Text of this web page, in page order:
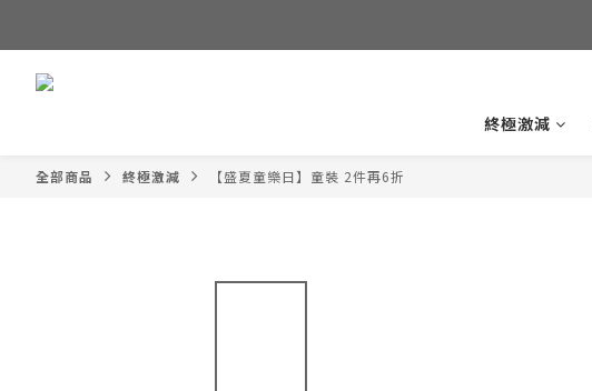
終極激減
全部商品 終極激減 【盛夏童樂日】童裝 2件再6折